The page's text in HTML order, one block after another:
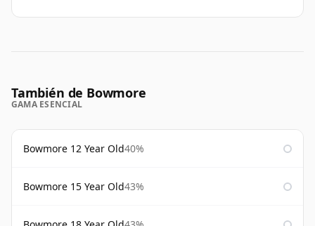
También de Bowmore
GAMA ESENCIAL
Bowmore 12 Year Old40%
Bowmore 15 Year Old43%